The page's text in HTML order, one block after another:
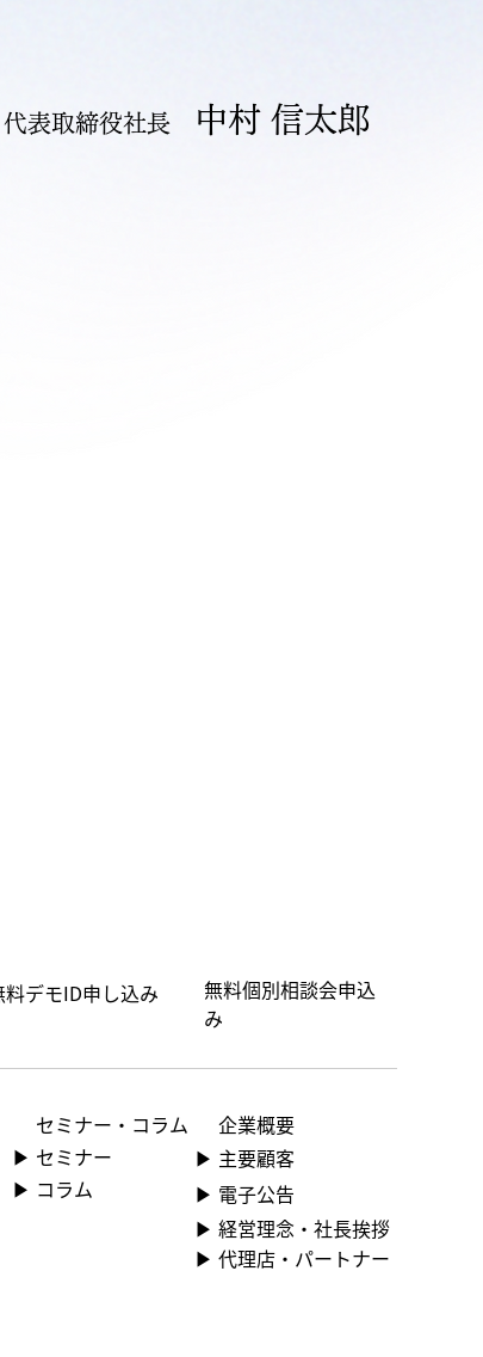
代表取締役社長 中村 信太郎
無料個別相談会申込
み
料デモID申し込み
セミナー・コラム
▶ ︎セミナー
▶ コラム
企業概要
▶ ︎主要顧客
▶ ︎電子公告
▶ ︎︎経営理念・社長挨拶
▶ ︎︎代理店・パートナー